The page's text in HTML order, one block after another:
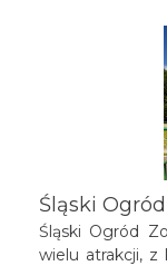
Śląski
Śląski Ogród
wielu atrakcji,